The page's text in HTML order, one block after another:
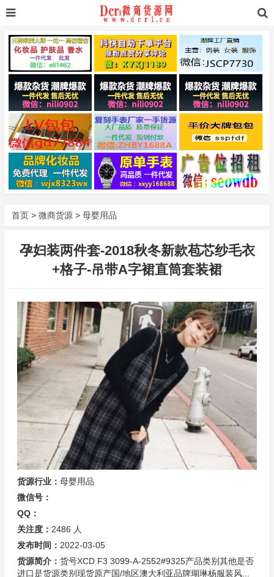
首页 > 微商货源 > 母婴用品
孕妇装两件套-2018秋冬新款苞芯纱毛衣
+格子-吊带A字裙直筒套装裙
货源行业： 母婴用品
微信号：
QQ：
关注度： 2486 人
发布时间： 2022-03-05
货源简介： 货号XCD F3 3099-A-2552#9325产品类别其他是否
进口是货源类别现货原产国/地区澳大利亚品牌瑚琳杨服装风...